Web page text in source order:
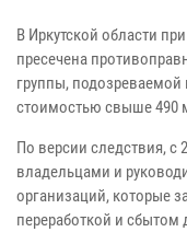
В Иркутской области
пресечена
группы, подозреваемой
стоимостью свыше 490
По версии следствия, с
владельцами и
организаций, которые
переработкой и